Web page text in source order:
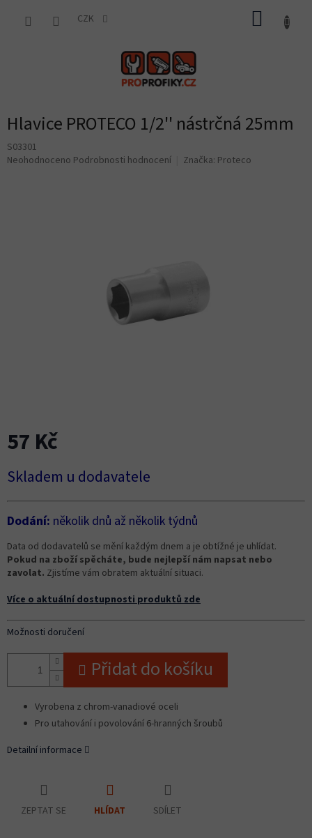
CZK
Hlavice PROTECO 1/2'' nástrčná 25mm
S03301
Průměrné
Neohodnoceno Podrobnosti hodnocení Značka: Proteco
57 Kč
cena:
Skladem u dodavatele
Dodání: několik dnů až několik týdnů
Data od dodavatelů se mění každým dnem a je obtížné je uhlídat.
Pokud na zboží spěcháte, bude nejlepší nám napsat nebo
zavolat. Zjistíme vám obratem aktuální situaci.
Více o aktuální dostupnosti produktů zde
Možnosti doručení
Přidat do košíku
Vyrobena z chrom-vanadiové oceli
Pro utahování i povolování 6-hranných šroubů
Detailní informace
ZEPTAT SE HLÍDAT SDÍLET